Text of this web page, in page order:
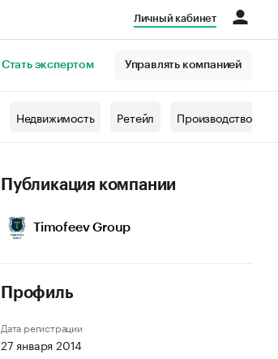
Личный кабинет
Стать экспертом Управлять компанией
Недвижимость Ретейл Производство
Публикация компании
Timofeev Group
Профиль
Дата регистрации
27 января 2014